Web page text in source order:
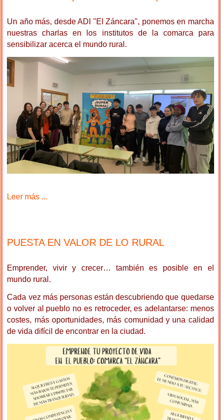
Un año más, desde ADI "El Záncara", ponemos en marcha
nuestras charlas en los institutos de la comarca para
sensibilizar acerca el mundo rural.
Leer más ...
PUESTA EN VALOR DE LO RURAL
Emprender, vivir y crecer… también es posible en el
mundo rural.
Cada vez más personas están descubriendo que quedarse
o volver al pueblo no es retroceder, es adelantarse: menos
costes, más oportunidades, más comunidad y una calidad
de vida difícil de encontrar en la ciudad.